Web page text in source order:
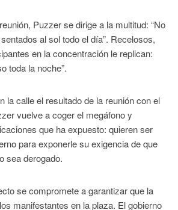
Puzzer se dirige a la multitud: “No
al sol todo el día”. Recelosos,
en la concentración le replican:
toda la noche”.
la calle el resultado de la reunión con el
vuelve a coger el megáfono y
que ha expuesto: quieren ser
para exponerle su exigencia de que
sea derogado.
se compromete a garantizar que la
manifestantes en la plaza. El gobierno